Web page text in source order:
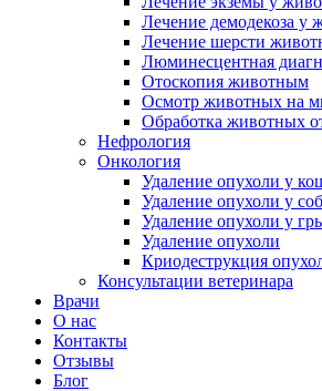
Лечение демодекоза у
Лечение шерсти
Люминесцентная
Отоскопия животным
Осмотр животных на
Обработка животных
Нефрология
Онкология
Удаление опухоли у
Удаление опухоли у
Удаление опухоли у
Удаление опухоли
Криодеструкция
Консультации ветеринара
Врачи
О нас
Контакты
Отзывы
Блог